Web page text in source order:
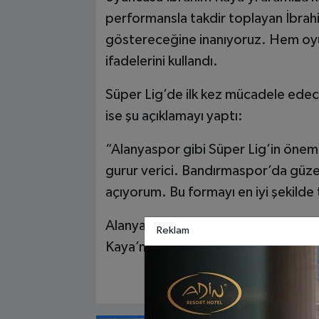
performansla takdir toplayan
göstereceğine inanıyoruz. Hem
ifadelerini kullandı.
Süper Lig’de ilk kez mücadele
ise şu açıklamayı yaptı:
“Alanyaspor gibi Süper Lig’in
gurur verici. Bandırmaspor’da
açıyorum. Bu formayı en iyi
Alanyaspor’un sol kanattaki
Kaya’nın performansı, taraftarlar
Reklam